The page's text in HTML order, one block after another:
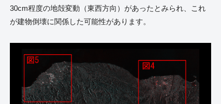
30cm程度の地殻変動（東西方向）があったとみられ、これ
が建物倒壊に関係した可能性があります。